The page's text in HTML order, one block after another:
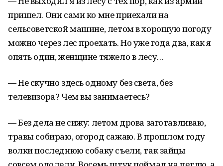
пришел. Они сами ко мне приехали на
сельсоветской машине, летом в хорошую погоду
можно через лес проехать. Но уже года два, как я
опять один, женщине тяжело в лесу…
— Не скучно здесь одному без света, без
телевизора? Чем вы занимаетесь?
— Без дела не сижу: летом дрова заготавливаю,
травы собираю, огород сажаю. В прошлом году
волки последнюю собаку съели, так зайцы